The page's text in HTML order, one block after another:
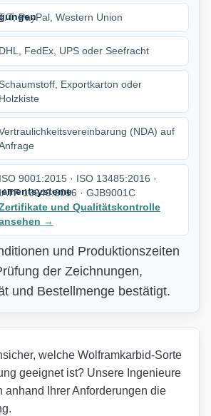
T, PayPal, Western Union
DHL, FedEx, UPS oder Seefracht
Schaumstoff, Exportkarton oder
Holzkiste
(NDA) auf
ISO 9001:2015 · ISO 13485:2016 ·
16949:2016 · GJB9001C
und Qualitätskontrolle
→
und Produktionszeiten
der Zeichnungen,
und Bestellmenge bestätigt.
welche Wolframkarbid-Sorte
geeignet ist? Unsere Ingenieure
anhand Ihrer Anforderungen die